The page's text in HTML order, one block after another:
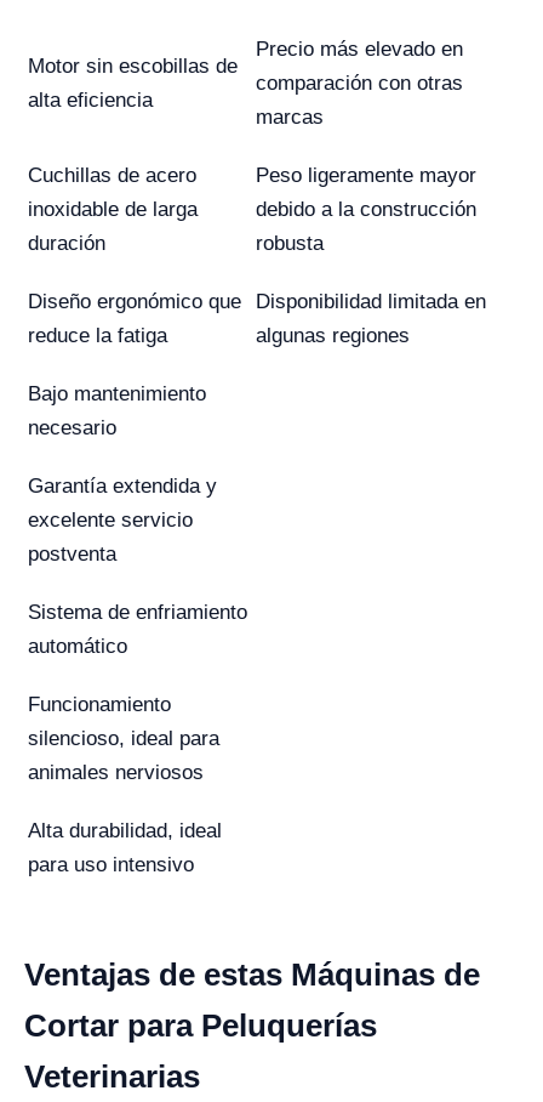
Motor sin escobillas de
alta eficiencia
Precio más elevado en
comparación con otras
marcas
Cuchillas de acero
inoxidable de larga
duración
Peso ligeramente mayor
debido a la construcción
robusta
Diseño ergonómico que
reduce la fatiga
Disponibilidad limitada en
algunas regiones
Bajo mantenimiento
necesario
Garantía extendida y
excelente servicio
postventa
Sistema de enfriamiento
automático
Funcionamiento
silencioso, ideal para
animales nerviosos
Alta durabilidad, ideal
para uso intensivo
Ventajas de estas Máquinas de
Cortar para Peluquerías
Veterinarias